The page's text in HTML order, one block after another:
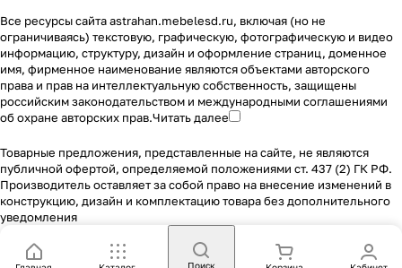
Все ресурсы сайта astrahan.mebelesd.ru, включая (но не
ограничиваясь) текстовую, графическую, фотографическую и видео
информацию, структуру, дизайн и оформление страниц, доменное
имя, фирменное наименование являются объектами авторского
права и прав на интеллектуальную собственность, защищены
российским законодательством и международными соглашениями
об охране авторских прав.Читать далее
Товарные предложения, представленные на сайте, не являются
публичной офертой, определяемой положениями ст. 437 (2) ГК РФ.
Производитель оставляет за собой право на внесение изменений в
конструкцию, дизайн и комплектацию товара без дополнительного
уведомления
Поиск